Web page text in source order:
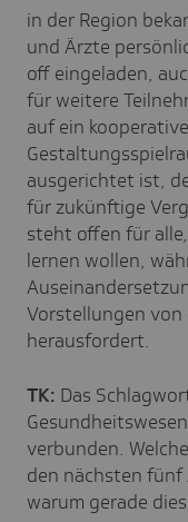
in der Region
und Ärzte
off eingeladen,
für weitere
auf ein
ausgerichtet ist,
für zukünftige
steht offen für
lernen wollen,
Vorstellungen
herausfordert.
TK: Das
verbunden.
den nächsten fünf
warum gerade